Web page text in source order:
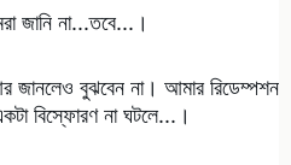
জানি না...তবে...।
জানলেও বুঝবেন না। আমার রিডেম্পশন
বিস্ফোরণ না ঘটলে...।